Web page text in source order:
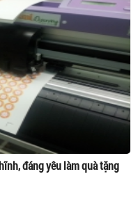
đáng yêu làm quà tặng